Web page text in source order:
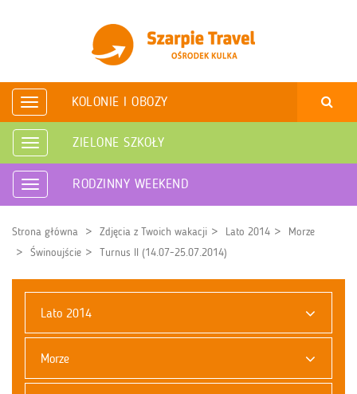
Rozwiń
nawigację
KOLONIE I OBOZY
Rozwiń
nawigację
ZIELONE SZKOŁY
Rozwiń
nawigację
RODZINNY WEEKEND
Strona główna Zdjęcia z Twoich wakacji Lato 2014
Morze
Świnoujście
Turnus II (14.07-25.07.2014)
Lato 2014
Morze